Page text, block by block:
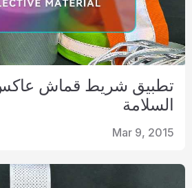
تطبيق شريط قماش
السلامة
Mar 9, 2015